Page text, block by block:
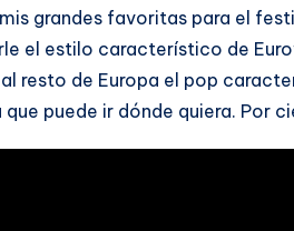
grandes favoritas para el
el estilo característico de
resto de Europa el pop
puede ir dónde quiera. Por